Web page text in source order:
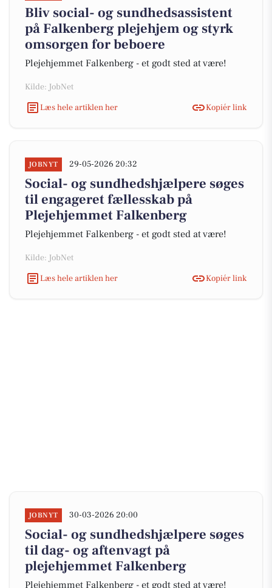
Bliv social- og sundhedsassistent
på Falkenberg plejehjem og styrk
omsorgen for beboere
Plejehjemmet Falkenberg - et godt sted at være!
Kilde: JobNet
Læs hele artiklen her
Kopiér link
JOBNYT 29-05-2026 20:32
Social- og sundhedshjælpere søges
til engageret fællesskab på
Plejehjemmet Falkenberg
Plejehjemmet Falkenberg - et godt sted at være!
Kilde: JobNet
Læs hele artiklen her
Kopiér link
JOBNYT 30-03-2026 20:00
Social- og sundhedshjælpere søges
til dag- og aftenvagt på
plejehjemmet Falkenberg
Plejehjemmet Falkenberg - et godt sted at være!